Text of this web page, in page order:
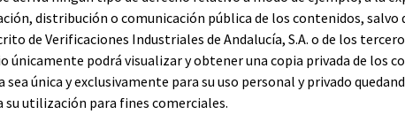
distribución o comunicación pública de los contenidos, salvo
de Verificaciones Industriales de Andalucía, S.A. o de los
únicamente podrá visualizar y obtener una copia privada de los
sea única y exclusivamente para su uso personal y privado
utilización para fines comerciales.